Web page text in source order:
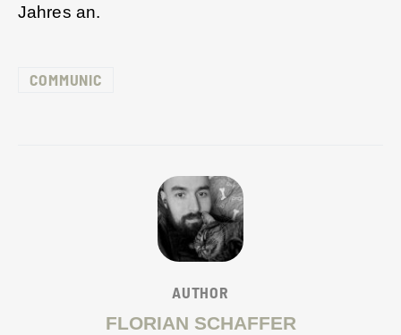
Jahres an.
COMMUNIC
AUTHOR
FLORIAN SCHAFFER